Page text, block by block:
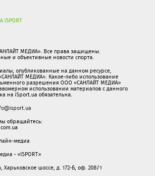
МЕДИА». Все права защищены.
и объективные новости спорта.
опубликованные на данном ресурсе,
МЕДИА». Какое-либо использование
разрешения ООО «САНЛАЙТ МЕДИА»
использовании материалов с данного
на iSport.ua обязательна.
обращайтесь:
медиа
- «ISPORT»
Харьковское шоссе, д. 172-Б, оф. 208/1